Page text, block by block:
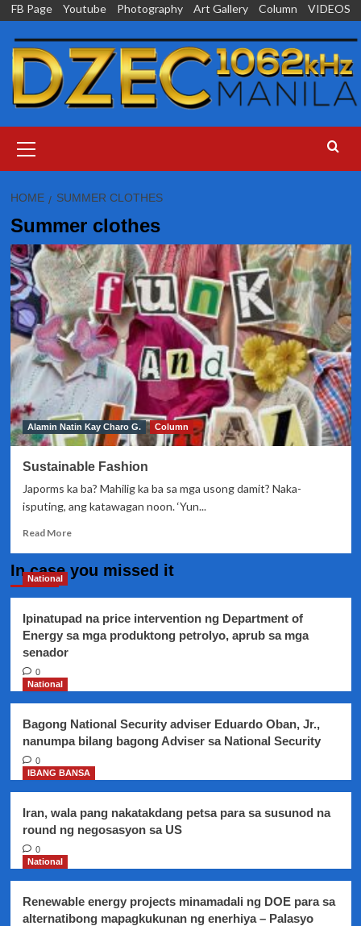
Skip
content
FB Page Youtube Photography Art Gallery Column VIDEOS
Menu
HOME SUMMER CLOTHES
Summer clothes
Alamin Natin Kay Charo G. Column
Sustainable Fashion
Japorms ka ba? Mahilig ka ba sa mga usong damit? Naka-
isputing, ang katawagan noon. ‘Yun...
Read MoreRead
Sustainable
In case you missed it
National
Ipinatupad na price intervention ng Department of
Energy sa mga produktong petrolyo, aprub sa mga
senador
0
National
Bagong National Security adviser Eduardo Oban, Jr.,
nanumpa bilang bagong Adviser sa National Security
0
IBANG BANSA
Iran, wala pang nakatakdang petsa para sa susunod na
round ng negosasyon sa US
0
National
Renewable energy projects minamadali ng DOE para sa
alternatibong mapagkukunan ng enerhiya – Palasyo